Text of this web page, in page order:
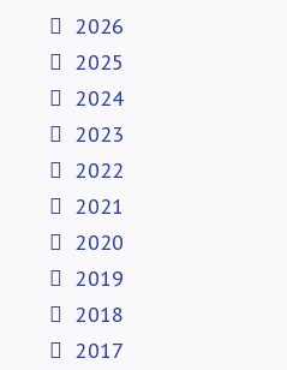
2026
2025
2024
2023
2022
2021
2020
2019
2018
2017